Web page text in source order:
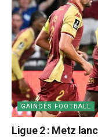
GAINDÉS FOOTBALL
Ligue 2 : Metz